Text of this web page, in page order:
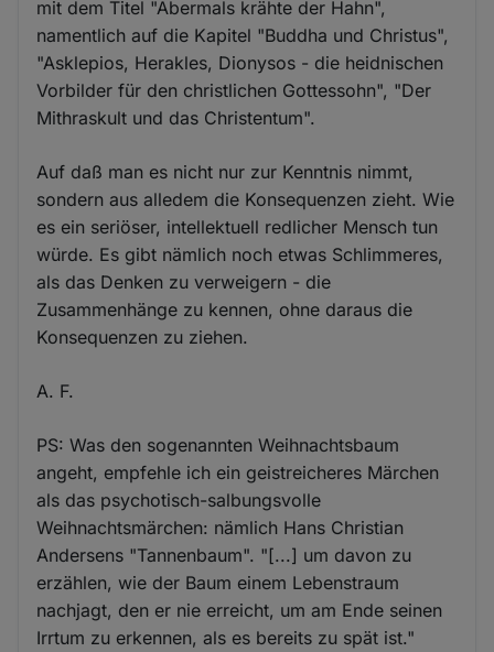
mit dem Titel "Abermals krähte der Hahn",
namentlich auf die Kapitel "Buddha und Christus",
"Asklepios, Herakles, Dionysos - die heidnischen
Vorbilder für den christlichen Gottessohn", "Der
Mithraskult und das Christentum".
Auf daß man es nicht nur zur Kenntnis nimmt,
sondern aus alledem die Konsequenzen zieht. Wie
es ein seriöser, intellektuell redlicher Mensch tun
würde. Es gibt nämlich noch etwas Schlimmeres,
als das Denken zu verweigern - die
Zusammenhänge zu kennen, ohne daraus die
Konsequenzen zu ziehen.
A. F.
PS: Was den sogenannten Weihnachtsbaum
angeht, empfehle ich ein geistreicheres Märchen
als das psychotisch-salbungsvolle
Weihnachtsmärchen: nämlich Hans Christian
Andersens "Tannenbaum". "[...] um davon zu
erzählen, wie der Baum einem Lebenstraum
nachjagt, den er nie erreicht, um am Ende seinen
Irrtum zu erkennen, als es bereits zu spät ist."